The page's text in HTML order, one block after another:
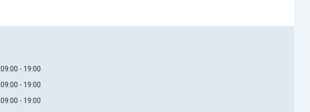
09:00
19:00
09:00
19:00
09:00
19:00